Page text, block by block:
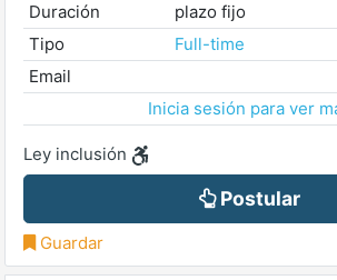
Duración
plazo fijo
Tipo
Full-time
Email
Inicia sesión para ver
Ley inclusión
Postular
Guardar